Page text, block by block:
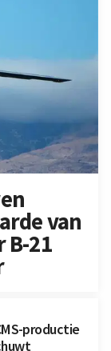
van
B-21
productie